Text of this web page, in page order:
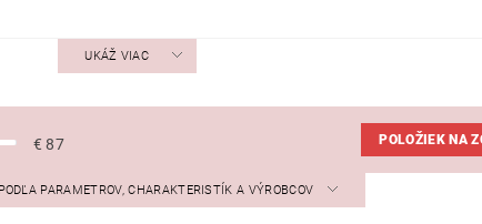
UKÁŽ VIAC
€87 POLOŽIEK NA
PARAMETROV, CHARAKTERISTÍK A VÝROBCOV